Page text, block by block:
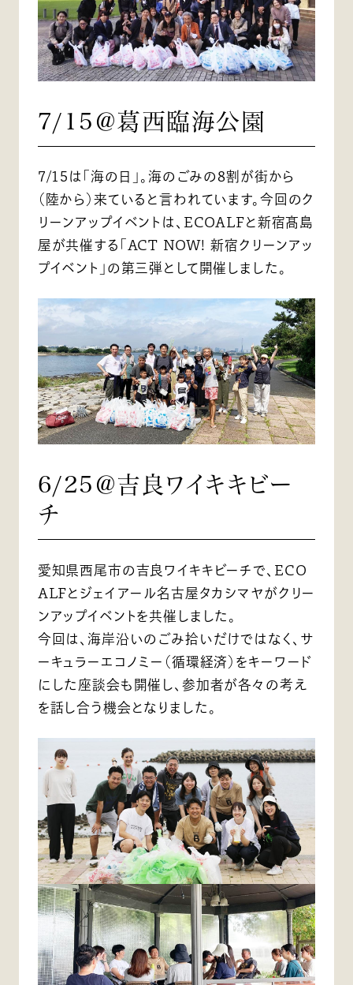
7/15＠葛西臨海公園
7/15は「海の日」。海のごみの8割が街から
（陸から）来ていると言われています。今回のク
リーンアップイベントは、ECOALFと新宿髙島
屋が共催する「ACT NOW! 新宿クリーンアッ
プイベント」の第三弾として開催しました。
6/25＠吉良ワイキキビー
チ
愛知県西尾市の吉良ワイキキビーチで、ECO
ALFとジェイアール名古屋タカシマヤがクリー
ンアップイベントを共催しました。
今回は、海岸沿いのごみ拾いだけではなく、サ
ーキュラーエコノミー（循環経済）をキーワード
にした座談会も開催し、参加者が各々の考え
を話し合う機会となりました。